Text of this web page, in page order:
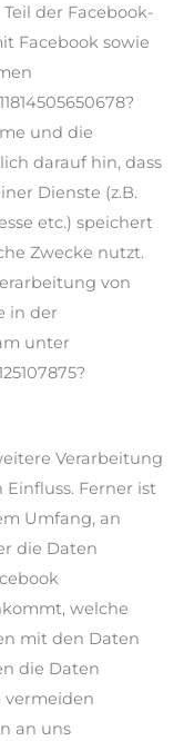
der Facebook-
Facebook sowie
und die
darauf hin, dass
Dienste (z.B.
etc.) speichert
Zwecke nutzt.
von
in der
unter
Verarbeitung
Ferner ist
Umfang, an
die Daten
welche
mit den Daten
die Daten
vermeiden
an uns